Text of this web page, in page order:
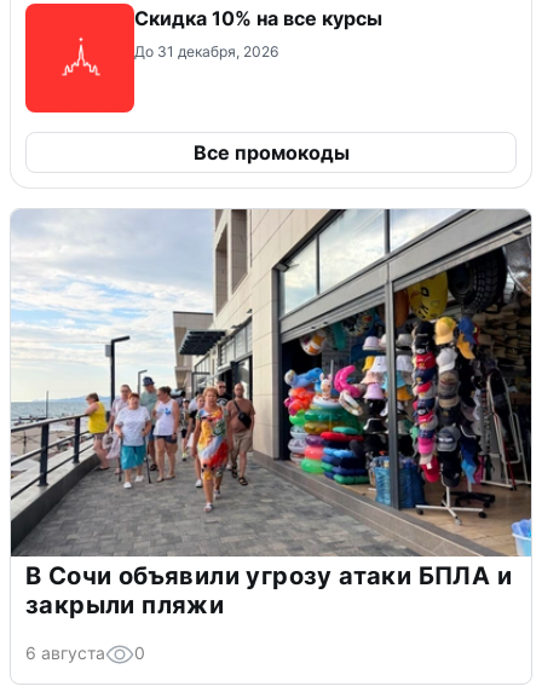
Скидка 10% на все курсы
До 31 декабря, 2026
Все промокоды
В Сочи объявили угрозу атаки БПЛА и
закрыли пляжи
6 августа 0